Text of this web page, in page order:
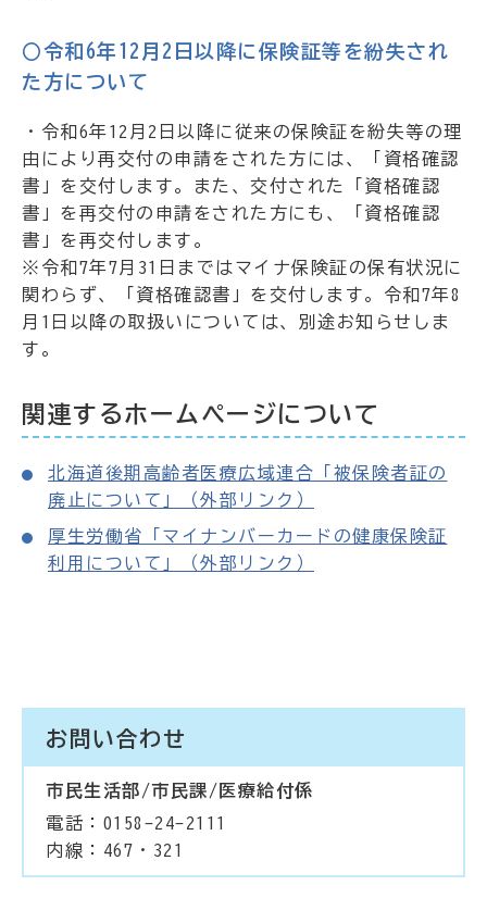
○令和6年12月2日以降に保険証等を紛失され
た方について
・令和6年12月2日以降に従来の保険証を紛失等の理
由により再交付の申請をされた方には、「資格確認
書」を交付します。また、交付された「資格確認
書」を再交付の申請をされた方にも、「資格確認
書」を再交付します。
※令和7年7月31日まではマイナ保険証の保有状況に
関わらず、「資格確認書」を交付します。令和7年8
月1日以降の取扱いについては、別途お知らせしま
す。
関連するホームページについて
北海道後期高齢者医療広域連合「被保険者証の
廃止について」（外部リンク）
厚生労働省「マイナンバーカードの健康保険証
利用について」（外部リンク）
お問い合わせ
市民生活部/市民課/医療給付係
電話：0158-24-2111
内線：467・321